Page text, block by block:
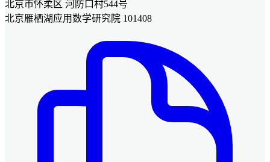
北京市怀柔区 河防口村544号
北京雁栖湖应用数学研究院 101408